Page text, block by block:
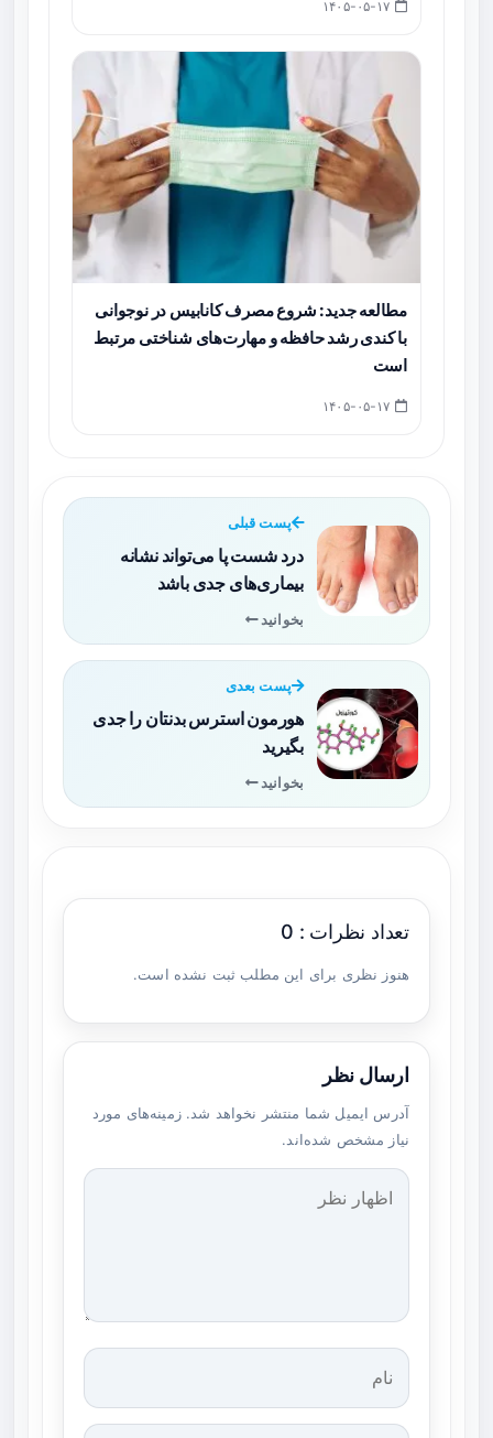
مطالعه جدید: شروع مصرف کانابیس در نوجوانی
با کندی رشد حافظه و مهارت‌های شناختی مرتبط
است
پست قبلی
درد شست پا می‌تواند نشانه
بیماری‌های جدی باشد
بخوانید
پست بعدی
هورمون استرس بدنتان را جدی
بگیرید
بخوانید
تعداد نظرات : 0
هنوز نظری برای این مطلب ثبت نشده است.
ارسال نظر
آدرس ایمیل شما منتشر نخواهد شد. زمینه‌های مورد
نیاز مشخص شده‌اند.